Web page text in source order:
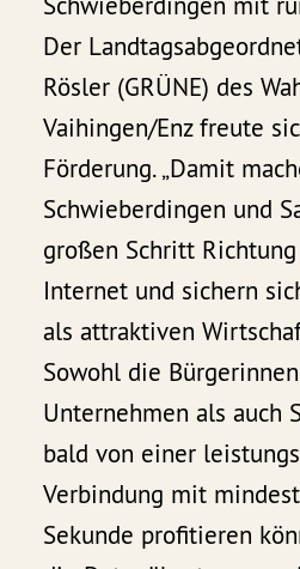
Der
Rösler (GRÜNE) des
Vaihingen/Enz freute
Förderung. „Damit
Schwieberdingen und
großen Schritt
Internet und sichern
als attraktiven
Sowohl die
Unternehmen als auch
bald von einer
Verbindung mit
Sekunde profitieren